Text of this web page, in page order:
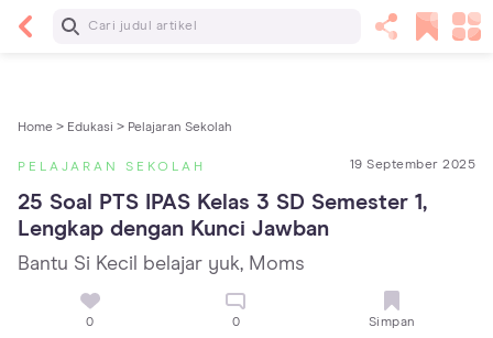
Baca Selanjutnya
Home > Edukasi > Pelajaran Sekolah
PELAJARAN SEKOLAH 19 September 2025
25 Soal PTS IPAS Kelas 3 SD Semester 1,
Lengkap dengan Kunci Jawban
Bantu Si Kecil belajar yuk, Moms
0 0 Simpan